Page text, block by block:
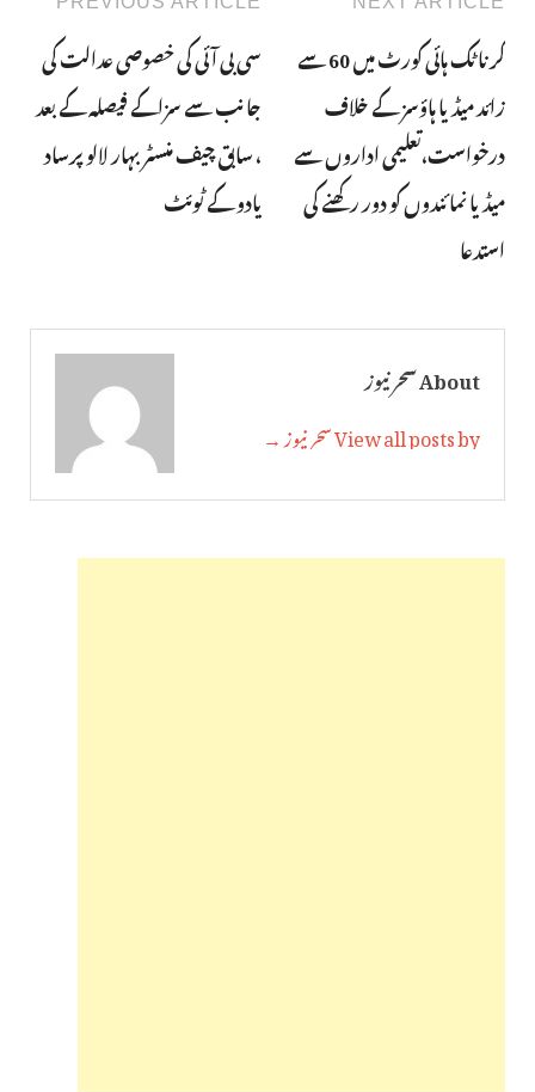
سی بی آئی کی خصوصی عدالت کی
جانب سے سزاکے فیصلہ کے بعد
، سابق چیف منسٹر بہار لالو پرساد
یادو کے ٹوئٹ
کرناٹک ہائی کورٹ میں 60 سے
زائد میڈیا ہاؤسز کے خلاف
درخواست،تعلیمی اداروں سے
میڈیا نمائندوں کو دور رکھنے کی
استدعا
About سحر نیوز
View all posts by سحر نیوز →